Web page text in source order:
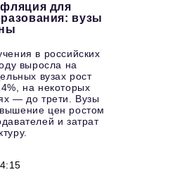
для
вузы
в российских
выросла на
вузах рост
на некоторых
— до трети. Вузы
цен ростом
и затрат